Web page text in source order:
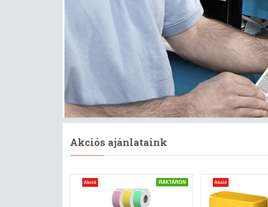
Akciós ajánlataink
Akció RAKTÁRON Akció